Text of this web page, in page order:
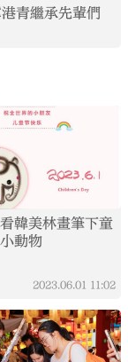
青繼承先輩們
韓美林畫筆下童
動物
2023.06.01 11:02